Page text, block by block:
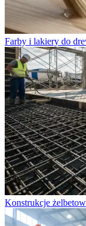
Farby i lakiery do
Konstrukcje